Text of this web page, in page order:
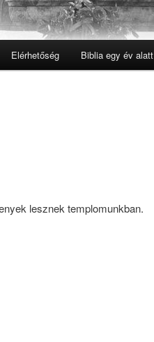
Elérhetőség Biblia egy év alatt
lesznek templomunkban.